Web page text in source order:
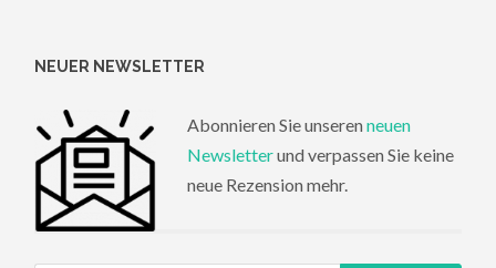
NEUER NEWSLETTER
Abonnieren Sie unseren neuen
Newsletterund verpassen Sie keine
neue Rezension mehr.